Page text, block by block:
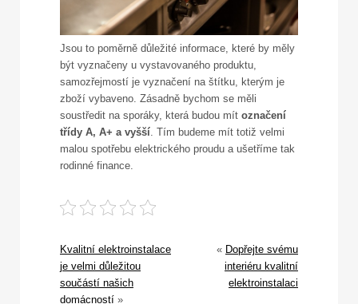
Jsou to poměrně důležité informace, které by měly
být vyznačeny u vystavovaného produktu,
samozřejmostí je vyznačení na štítku, kterým je
zboží vybaveno. Zásadně bychom se měli
soustředit na sporáky, která budou mít označení
třídy A, A+ a vyšší. Tím budeme mít totiž velmi
malou spotřebu elektrického proudu a ušetříme tak
rodinné finance.
Kvalitní elektroinstalace
je velmi důležitou
součástí našich
domácností »
« Dopřejte svému
interiéru kvalitní
elektroinstalaci